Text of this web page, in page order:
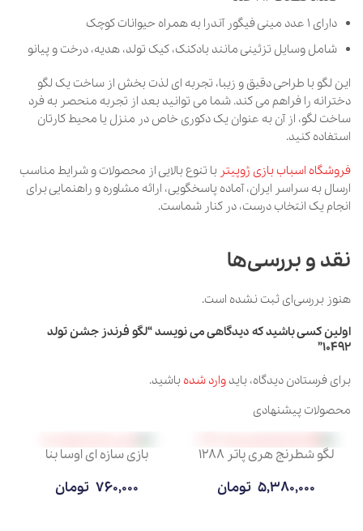
دارای 1 عدد مینی فیگور آندرا به همراه حیوانات کوچک
شامل وسایل تزئینی مانند بادکنک، کیک تولد، هدیه، درخت و پیانو
این لگو با طراحی دقیق و زیبا، تجربه ای لذت بخش از ساخت یک لگو
دخترانه را فراهم می کند. شما می توانید بعد از تجربه منحصر به فرد
ساخت لگو، از آن به عنوان یک دکوری خاص در منزل یا محیط کارتان
استفاده کنید.
فروشگاه ‌اسباب ‌بازی ‌ژوپیتر ‌با ‌تنوع ‌بالایی ‌از ‌محصولات ‌و ‌شرایط ‌مناسب
‌ارسال ‌به ‌سراسر ‌ایران‌، ‌آماده ‌پاسخگویی‌، ‌ارائه ‌مشاوره ‌و ‌راهنمایی ‌برای
‌انجام ‌یک ‌انتخاب ‌درست‌، ‌در ‌کنار شماست‌.
نقد و بررسی‌ها
هنوز بررسی‌ای ثبت نشده است.
اولین کسی باشید که دیدگاهی می نویسد “لگو فرندز جشن تولد
10492”
برای فرستادن دیدگاه، باید وارد شده باشید.
محصولات پیشنهادی
لگو شطرنج هری پاتر 1288
5,380,000 تومان
بازی سازه ای اوسا بنا
760,000 تومان